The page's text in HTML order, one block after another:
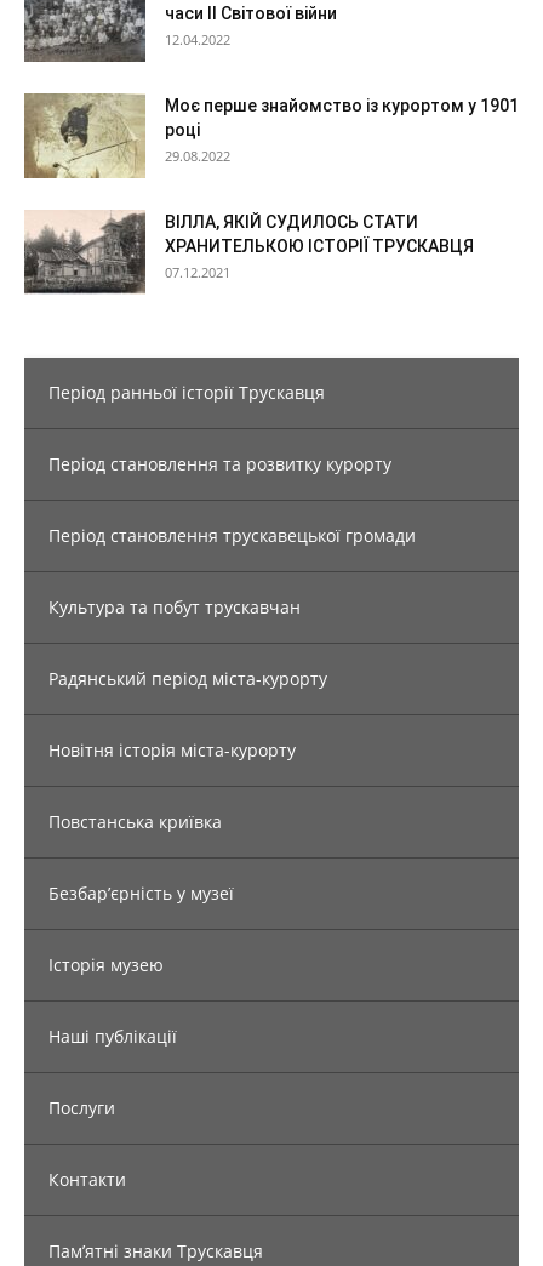
часи ІІ Світової війни
12.04.2022
Моє перше знайомство із курортом у 1901
році
29.08.2022
ВІЛЛА, ЯКІЙ СУДИЛОСЬ СТАТИ
ХРАНИТЕЛЬКОЮ ІСТОРІЇ ТРУСКАВЦЯ
07.12.2021
Період ранньої історії Трускавця
Період становлення та розвитку курорту
Період становлення трускавецької громади
Культура та побут трускавчан
Радянський період міста-курорту
Новітня історія міста-курорту
Повстанська криївка
Безбар’єрність у музеї
Історія музею
Наші публікації
Послуги
Контакти
Пам’ятні знаки Трускавця